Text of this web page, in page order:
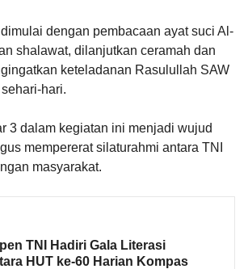
dengan pembacaan ayat suci Al-
shalawat, dilanjutkan ceramah dan
keteladanan Rasulullah SAW
hari.
3 dalam kegiatan ini menjadi wujud
mempererat silaturahmi antara TNI
masyarakat.
TNI Hadiri Gala Literasi
HUT ke-60 Harian Kompas